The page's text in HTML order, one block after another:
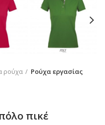
ρούχα Ρούχα εργασίας
πικέ